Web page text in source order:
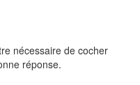
nécessaire de cocher
réponse.